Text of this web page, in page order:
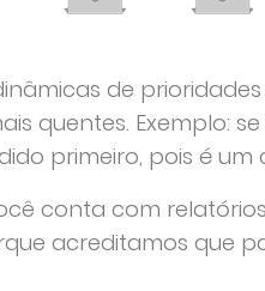
de
quentes. Exemplo:
primeiro, pois é um
conta com
acreditamos que